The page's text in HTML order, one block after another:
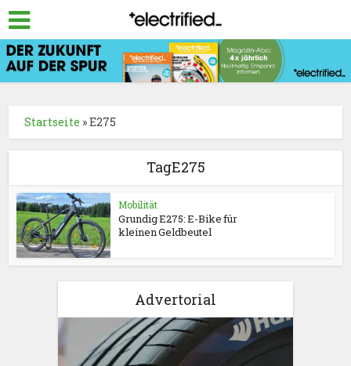
Startseite »E275
TagE275
Mobilität
Grundig E275: E-Bike für
kleinen Geldbeutel
Advertorial